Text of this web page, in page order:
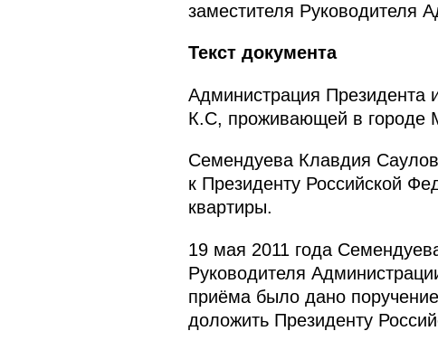
заместителя Руководителя
Текст документа
Администрация Президента
К.С, проживающей в городе
Семендуева Клавдия
к Президенту Российской
квартиры.
19 мая 2011 года
Руководителя
приёма было дано
доложить Президенту